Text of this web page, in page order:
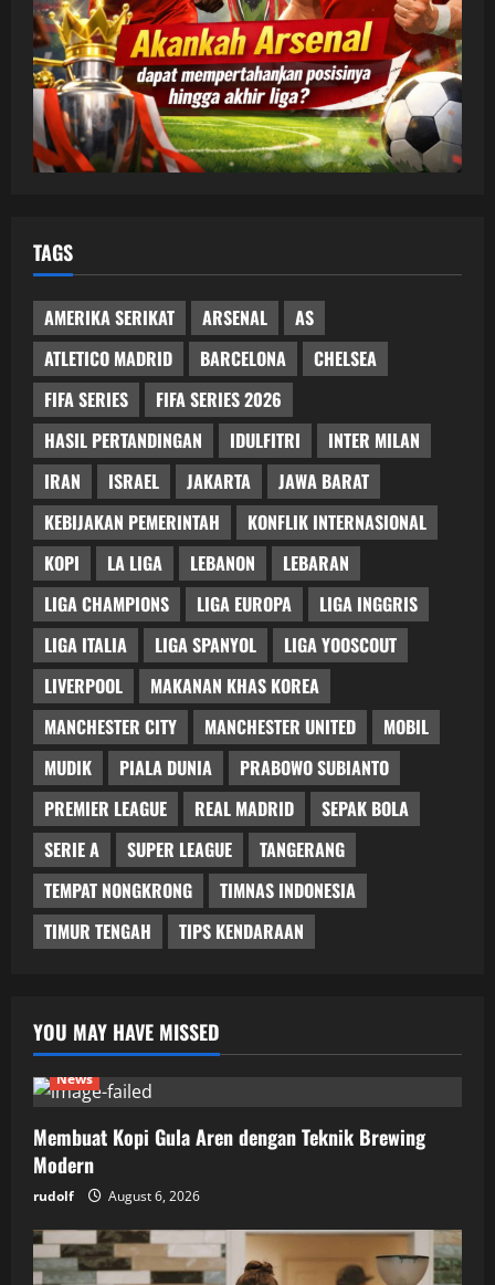
TAGS
AMERIKA SERIKAT ARSENAL
AS
ATLETICO MADRID
BARCELONA
CHELSEA
FIFA SERIES
FIFA SERIES 2026
HASIL PERTANDINGAN
IDULFITRI
INTER MILAN
IRAN
ISRAEL JAKARTA
JAWA BARAT
KEBIJAKAN PEMERINTAH
KONFLIK INTERNASIONAL
KOPI
LA LIGA LEBANON
LEBARAN
LIGA CHAMPIONS
LIGA EUROPA
LIGA INGGRIS
LIGA ITALIA
LIGA SPANYOL
LIGA YOOSCOUT
LIVERPOOL
MAKANAN KHAS KOREA
MANCHESTER CITY
MANCHESTER UNITED
MOBIL
MUDIK
PIALA DUNIA
PRABOWO SUBIANTO
PREMIER LEAGUE
REAL MADRID
SEPAK BOLA
SERIE A
SUPER LEAGUE
TANGERANG
TEMPAT NONGKRONG
TIMNAS INDONESIA
TIMUR TENGAH
TIPS KENDARAAN
YOU MAY HAVE MISSED
News
Membuat Kopi Gula Aren dengan Teknik Brewing
Modern
rudolf August 6, 2026